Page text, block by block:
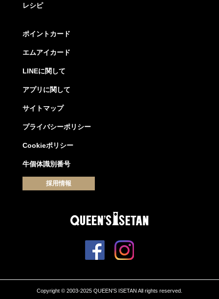
レシピ
ポイントカード
エムアイカード
LINEに関して
アプリに関して
サイトマップ
プライバシーポリシー
Cookieポリシー
牛個体識別番号
採用情報
Copyright © 2003-2025 QUEEN'S ISETAN All rights reserved.